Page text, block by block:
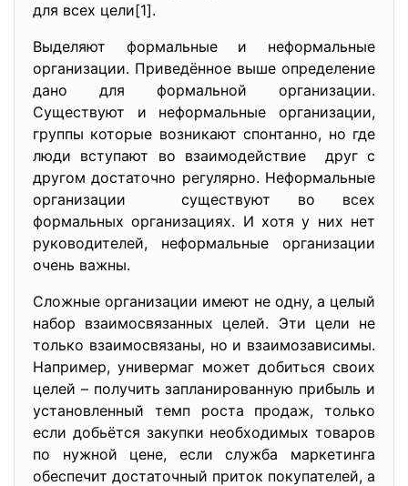
для всех цели[1].
Выделяют формальные и неформальные
организации. Приведённое выше определение
дано для формальной организации.
Существуют и неформальные организации,
группы которые возникают спонтанно, но где
люди вступают во взаимодействие друг с
другом достаточно регулярно. Неформальные
организации существуют во всех
формальных организациях. И хотя у них нет
руководителей, неформальные организации
очень важны.
Сложные организации имеют не одну, а целый
набор взаимосвязанных целей. Эти цели не
только взаимосвязаны, но и взаимозависимы.
Например, универмаг может добиться своих
целей – получить запланированную прибыль и
установленный темп роста продаж, только
если добьётся закупки необходимых товаров
по нужной цене, если служба маркетинга
обеспечит достаточный приток покупателей, а